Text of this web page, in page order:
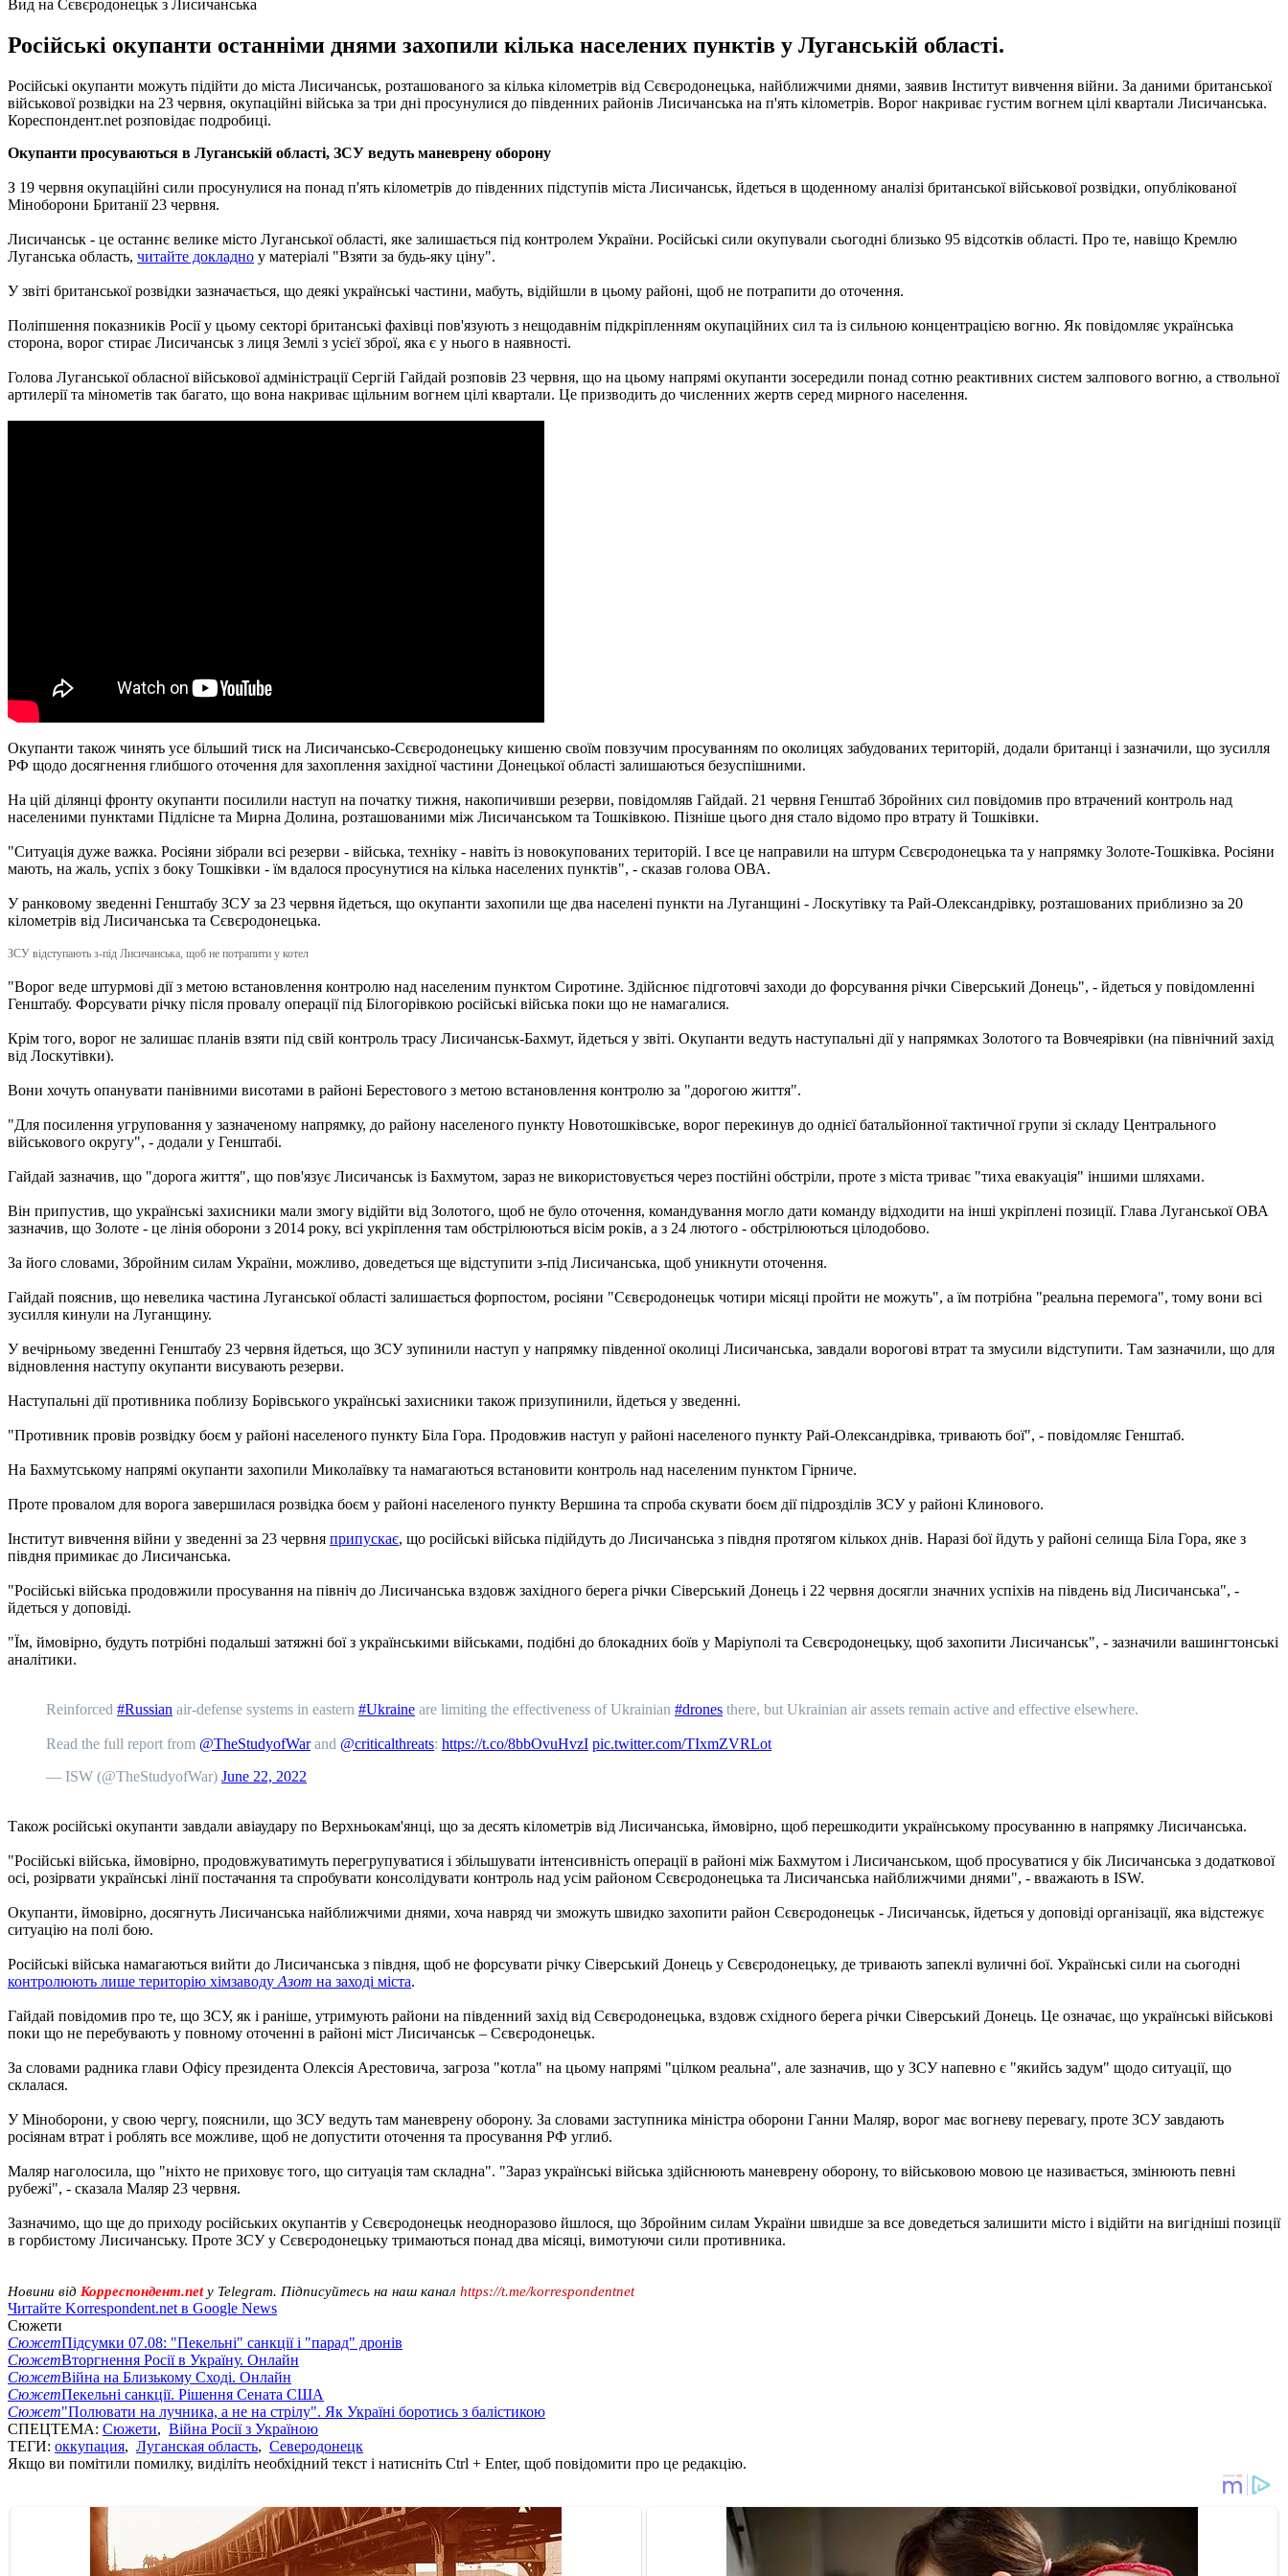
Вид на Сєвєродонецьк з Лисичанська
Російські окупанти останніми днями захопили кілька населених пунктів у Луганській області.
Російські окупанти можуть підійти до міста Лисичанськ, розташованого за кілька кілометрів від Сєвєродонецька, найближчими днями, заявив Інститут вивчення війни. За даними британської
військової розвідки на 23 червня, окупаційні війська за три дні просунулися до південних районів Лисичанська на п'ять кілометрів. Ворог накриває густим вогнем цілі квартали Лисичанська.
Кореспондент.net розповідає подробиці.
Окупанти просуваються в Луганській області, ЗСУ ведуть маневрену оборону
З 19 червня окупаційні сили просунулися на понад п'ять кілометрів до південних підступів міста Лисичанськ, йдеться в щоденному аналізі британської військової розвідки, опублікованої
Міноборони Британії 23 червня.
Лисичанськ - це останнє велике місто Луганської області, яке залишається під контролем України. Російські сили окупували сьогодні близько 95 відсотків області. Про те, навіщо Кремлю
Луганська область, читайте докладно у матеріалі "Взяти за будь-яку ціну".
У звіті британської розвідки зазначається, що деякі українські частини, мабуть, відійшли в цьому районі, щоб не потрапити до оточення.
Поліпшення показників Росії у цьому секторі британські фахівці пов'язують з нещодавнім підкріпленням окупаційних сил та із сильною концентрацією вогню. Як повідомляє українська
сторона, ворог стирає Лисичанськ з лиця Землі з усієї зброї, яка є у нього в наявності.
Голова Луганської обласної військової адміністрації Сергій Гайдай розповів 23 червня, що на цьому напрямі окупанти зосередили понад сотню реактивних систем залпового вогню, а ствольної
артилерії та мінометів так багато, що вона накриває щільним вогнем цілі квартали. Це призводить до численних жертв серед мирного населення.
Окупанти також чинять усе більший тиск на Лисичансько-Сєвєродонецьку кишеню своїм повзучим просуванням по околицях забудованих територій, додали британці і зазначили, що зусилля
РФ щодо досягнення глибшого оточення для захоплення західної частини Донецької області залишаються безуспішними.
На цій ділянці фронту окупанти посилили наступ на початку тижня, накопичивши резерви, повідомляв Гайдай. 21 червня Генштаб Збройних сил повідомив про втрачений контроль над
населеними пунктами Підлісне та Мирна Долина, розташованими між Лисичанськом та Тошківкою. Пізніше цього дня стало відомо про втрату й Тошківки.
"Ситуація дуже важка. Росіяни зібрали всі резерви - війська, техніку - навіть із новокупованих територій. І все це направили на штурм Сєвєродонецька та у напрямку Золоте-Тошківка. Росіяни
мають, на жаль, успіх з боку Тошківки - їм вдалося просунутися на кілька населених пунктів", - сказав голова ОВА.
У ранковому зведенні Генштабу ЗСУ за 23 червня йдеться, що окупанти захопили ще два населені пункти на Луганщині - Лоскутівку та Рай-Олександрівку, розташованих приблизно за 20
кілометрів від Лисичанська та Сєвєродонецька.
ЗСУ відступають з-під Лисичанська, щоб не потрапити у котел
"Ворог веде штурмові дії з метою встановлення контролю над населеним пунктом Сиротине. Здійснює підготовчі заходи до форсування річки Сіверський Донець", - йдеться у повідомленні
Генштабу. Форсувати річку після провалу операції під Білогорівкою російські війська поки що не намагалися.
Крім того, ворог не залишає планів взяти під свій контроль трасу Лисичанськ-Бахмут, йдеться у звіті. Окупанти ведуть наступальні дії у напрямках Золотого та Вовчеярівки (на північний захід
від Лоскутівки).
Вони хочуть опанувати панівними висотами в районі Берестового з метою встановлення контролю за "дорогою життя".
"Для посилення угруповання у зазначеному напрямку, до району населеного пункту Новотошківське, ворог перекинув до однієї батальйонної тактичної групи зі складу Центрального
військового округу", - додали у Генштабі.
Гайдай зазначив, що "дорога життя", що пов'язує Лисичанськ із Бахмутом, зараз не використовується через постійні обстріли, проте з міста триває "тиха евакуація" іншими шляхами.
Він припустив, що українські захисники мали змогу відійти від Золотого, щоб не було оточення, командування могло дати команду відходити на інші укріплені позиції. Глава Луганської ОВА
зазначив, що Золоте - це лінія оборони з 2014 року, всі укріплення там обстрілюються вісім років, а з 24 лютого - обстрілюються цілодобово.
За його словами, Збройним силам України, можливо, доведеться ще відступити з-під Лисичанська, щоб уникнути оточення.
Гайдай пояснив, що невелика частина Луганської області залишається форпостом, росіяни "Сєвєродонецьк чотири місяці пройти не можуть", а їм потрібна "реальна перемога", тому вони всі
зусилля кинули на Луганщину.
У вечірньому зведенні Генштабу 23 червня йдеться, що ЗСУ зупинили наступ у напрямку південної околиці Лисичанська, завдали ворогові втрат та змусили відступити. Там зазначили, що для
відновлення наступу окупанти висувають резерви.
Наступальні дії противника поблизу Борівського українські захисники також призупинили, йдеться у зведенні.
"Противник провів розвідку боєм у районі населеного пункту Біла Гора. Продовжив наступ у районі населеного пункту Рай-Олександрівка, тривають бої", - повідомляє Генштаб.
На Бахмутському напрямі окупанти захопили Миколаївку та намагаються встановити контроль над населеним пунктом Гірниче.
Проте провалом для ворога завершилася розвідка боєм у районі населеного пункту Вершина та спроба скувати боєм дії підрозділів ЗСУ у районі Клинового.
Інститут вивчення війни у ​​зведенні за 23 червня припускає, що російські війська підійдуть до Лисичанська з півдня протягом кількох днів. Наразі бої йдуть у районі селища Біла Гора, яке з
півдня примикає до Лисичанська.
"Російські війська продовжили просування на північ до Лисичанська вздовж західного берега річки Сіверський Донець і 22 червня досягли значних успіхів на південь від Лисичанська", -
йдеться у доповіді.
"Їм, ймовірно, будуть потрібні подальші затяжні бої з українськими військами, подібні до блокадних боїв у Маріуполі та Сєвєродонецьку, щоб захопити Лисичанськ", - зазначили вашингтонські
аналітики.
Reinforced #Russian air-defense systems in eastern #Ukraine are limiting the effectiveness of Ukrainian #drones there, but Ukrainian air assets remain active and effective elsewhere.
Read the full report from @TheStudyofWarand @criticalthreats: https://t.co/8bbOvuHvzI pic.twitter.com/TIxmZVRLot
— ISW (@TheStudyofWar) June 22, 2022
Також російські окупанти завдали авіаудару по Верхньокам'янці, що за десять кілометрів від Лисичанська, ймовірно, щоб перешкодити українському просуванню в напрямку Лисичанська.
"Російські війська, ймовірно, продовжуватимуть перегрупуватися і збільшувати інтенсивність операції в районі між Бахмутом і Лисичанськом, щоб просуватися у бік Лисичанська з додаткової
осі, розірвати українські лінії постачання та спробувати консолідувати контроль над усім районом Сєвєродонецька та Лисичанська найближчими днями", - вважають в ISW.
Окупанти, ймовірно, досягнуть Лисичанська найближчими днями, хоча навряд чи зможуть швидко захопити район Сєвєродонецьк - Лисичанськ, йдеться у доповіді організації, яка відстежує
ситуацію на полі бою.
Російські війська намагаються вийти до Лисичанська з півдня, щоб не форсувати річку Сіверський Донець у Сєвєродонецьку, де тривають запеклі вуличні бої. Українські сили на сьогодні
контролюють лише територію хімзаводу Азот на заході міста.
Гайдай повідомив про те, що ЗСУ, як і раніше, утримують райони на південний захід від Сєвєродонецька, вздовж східного берега річки Сіверський Донець. Це означає, що українські військові
поки що не перебувають у повному оточенні в районі міст Лисичанськ – Сєвєродонецьк.
За словами радника глави Офісу президента Олексія Арестовича, загроза "котла" на цьому напрямі "цілком реальна", але зазначив, що у ЗСУ напевно є "якийсь задум" щодо ситуації, що
склалася.
У Міноборони, у свою чергу, пояснили, що ЗСУ ведуть там маневрену оборону. За словами заступника міністра оборони Ганни Маляр, ворог має вогневу перевагу, проте ЗСУ завдають
росіянам втрат і роблять все можливе, щоб не допустити оточення та просування РФ углиб.
Маляр наголосила, що "ніхто не приховує того, що ситуація там складна". "Зараз українські війська здійснюють маневрену оборону, то військовою мовою це називається, змінюють певні
рубежі", - сказала Маляр 23 червня.
Зазначимо, що ще до приходу російських окупантів у Сєвєродонецьк неодноразово йшлося, що Збройним силам України швидше за все доведеться залишити місто і відійти на вигідніші позиції
в горбистому Лисичанську. Проте ЗСУ у Сєвєродонецьку тримаються понад два місяці, вимотуючи сили противника.
Новини від Корреспондент.netу Telegram. Підписуйтесь на наш канал https://t.me/korrespondentnet
Читайте Korrespondent.net в Google News
Сюжети
СюжетПідсумки 07.08: "Пекельні" санкції і "парад" дронів
СюжетВторгнення Росії в Україну. Онлайн
СюжетВійна на Близькому Сході. Онлайн
СюжетПекельні санкції. Рішення Сената США
Сюжет"Полювати на лучника, а не на стрілу". Як Україні боротись з балістикою
СПЕЦТЕМА: Сюжети, Війна Росії з Україною
ТЕГИ: оккупация, Луганская область, Северодонецк
Якщо ви помітили помилку, виділіть необхідний текст і натисніть Ctrl + Enter, щоб повідомити про це редакцію.